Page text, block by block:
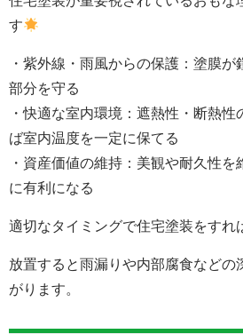
す
・紫外線・雨風からの保護：塗膜
部分を守る
・快適な室内環境：遮熱性・断熱
ば室内温度を一定に保てる
・資産価値の維持：美観や耐久性
に有利になる
適切なタイミングで住宅塗装をすれ
放置すると雨漏りや内部腐食などの
がります。